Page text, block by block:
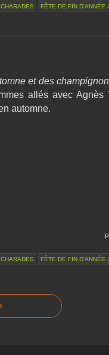
FÊTE DE FIN D'ANNÉE
et des
allés avec
automne.
FÊTE DE FIN D'ANNÉE